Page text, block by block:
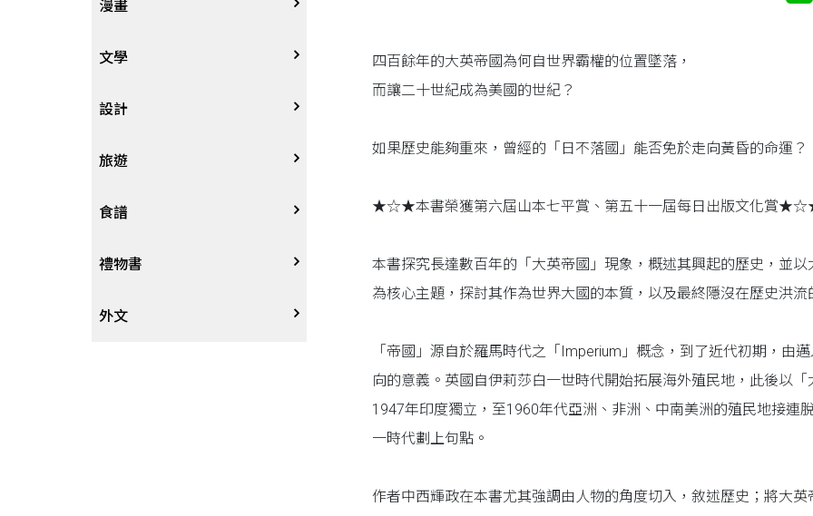
兩岸國際
投資理財
人物傳記
職場工作術
數學
航空
攝影
電影
棋藝桌遊
寵物
時尚、瘦身、芳療
戲劇、舞蹈
動腦解謎
8~12歲
12~18歲
遊戲書
英語書
教育教養
疾病養生
醫療人文
心理學
勵志成長
人際關係
生老病死
漫畫
漫畫
圖文繪本
限制級漫畫
文學
中文文學
中文詩詞
武俠小說
奇幻恐佈小說
推理小說
設計
藝術設計
居家佈置
建築工藝
園藝
旅遊
台灣
中港澳
日韓
食譜
中式
西式
禮物書
外文
四百餘年的大英帝國為何自世界霸權的位置墜落，
而讓二十世紀成為美國的世紀？
如果歷史能夠重來，曾經的「日不落國」能否免於走向黃昏的命運？
★☆★本書榮獲第六屆山本七平賞、第五十一屆每日出版文化賞
本書探究長達數百年的「大英帝國」現象，概述其興起的歷史，並
為核心主題，探討其作為世界大國的本質，以及最終隱沒在歷史洪流
「帝國」源自於羅馬時代之「Imperium」概念，到了近代初期，由
向的意義。英國自伊莉莎白一世時代開始拓展海外殖民地，此後以
1947年印度獨立，至1960年代亞洲、非洲、中南美洲的殖民地接連
一時代劃上句點。
作者中西輝政在本書尤其強調由人物的角度切入，敘述歷史；將大